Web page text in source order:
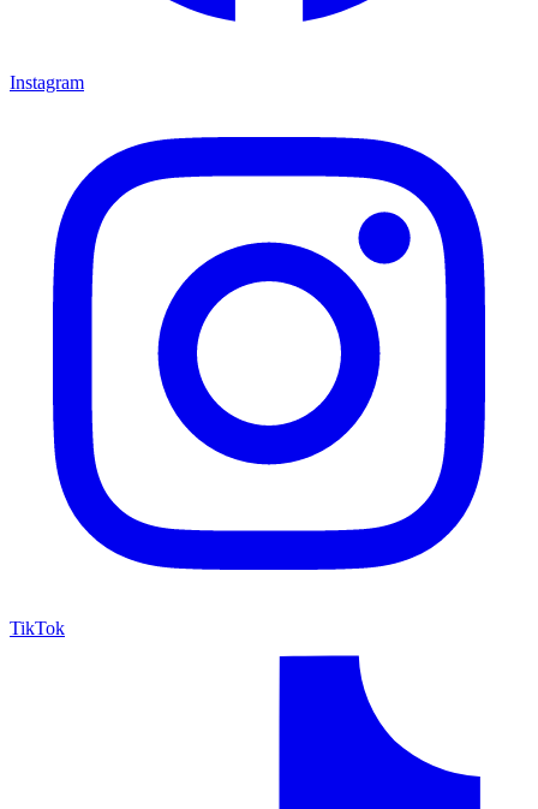
Instagram
TikTok